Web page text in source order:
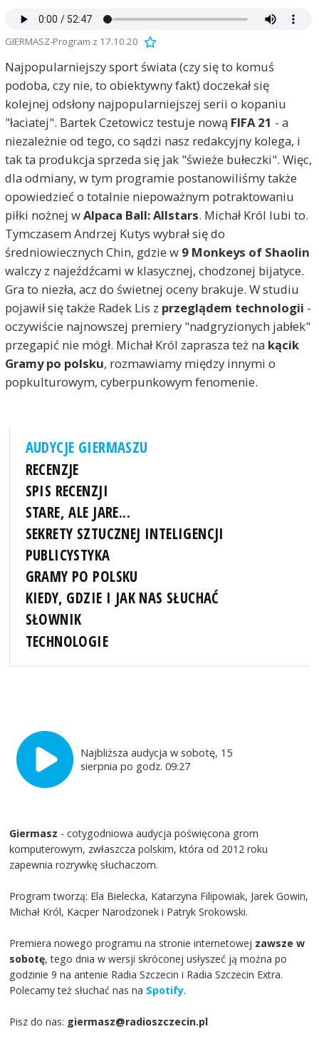
GIERMASZ-Program z 17.10.20
Najpopularniejszy sport świata (czy się to komuś
podoba, czy nie, to obiektywny fakt) doczekał się
kolejnej odsłony najpopularniejszej serii o kopaniu
"łaciatej". Bartek Czetowicz testuje nową FIFA 21 - a
niezależnie od tego, co sądzi nasz redakcyjny kolega, i
tak ta produkcja sprzeda się jak "świeże bułeczki". Więc,
dla odmiany, w tym programie postanowiliśmy także
opowiedzieć o totalnie niepoważnym potraktowaniu
piłki nożnej wAlpaca Ball: Allstars. Michał Król lubi to.
Tymczasem Andrzej Kutys wybrał się do
średniowiecznych Chin, gdzie w 9 Monkeys of Shaolin
walczy z najeźdźcami w klasycznej, chodzonej bijatyce.
Gra to niezła, acz do świetnej oceny brakuje. W studiu
pojawił się także Radek Lis z przeglądem technologii -
oczywiście najnowszej premiery "nadgryzionych jabłek"
przegapić nie mógł. Michał Król zaprasza też na kącik
Gramy po polsku, rozmawiamy między innymi o
popkulturowym, cyberpunkowym fenomenie.
AUDYCJE GIERMASZU
RECENZJE
SPIS RECENZJI
STARE, ALE JARE...
SEKRETY SZTUCZNEJ INTELIGENCJI
PUBLICYSTYKA
GRAMY PO POLSKU
KIEDY, GDZIE I JAK NAS SŁUCHAĆ
SŁOWNIK
TECHNOLOGIE
Najbliższa audycja w sobotę, 15
sierpnia po godz. 09:27
Giermasz - cotygodniowa audycja poświęcona grom
komputerowym, zwłaszcza polskim, która od 2012 roku
zapewnia rozrywkę słuchaczom.
Program tworzą: Ela Bielecka, Katarzyna Filipowiak, Jarek Gowin,
Michał Król, Kacper Narodzonek i Patryk Srokowski.
Premiera nowego programu na stronie internetowej zawsze w
sobotę, tego dnia w wersji skróconej usłyszeć ją można po
godzinie 9 na antenie Radia Szczecin i Radia Szczecin Extra.
Polecamy też słuchać nas na Spotify.
Pisz do nas: giermasz@radioszczecin.pl